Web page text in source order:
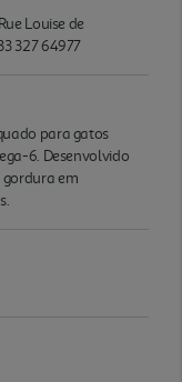
Louise de
327 64977
para gatos
6. Desenvolvido
em